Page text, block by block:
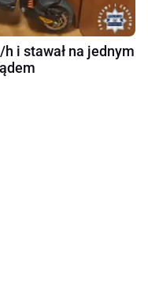
i stawał na jednym